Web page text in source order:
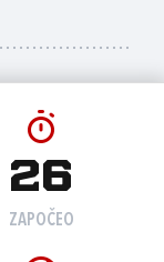
26
ZAPOČEO